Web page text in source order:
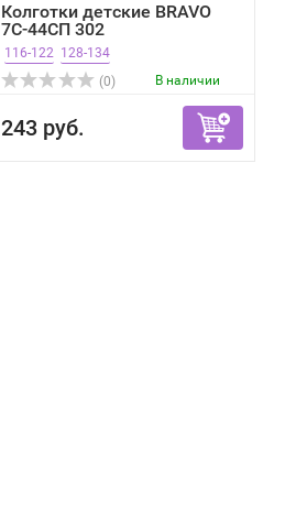
Колготки детские BRAVO
7С-44СП 302
116-122 128-134
(0)
В наличии
243 руб.